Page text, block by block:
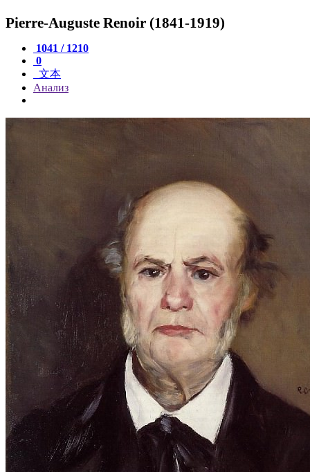
Pierre-Auguste Renoir (1841-1919)
1041 / 1210
0
文本
Анализ